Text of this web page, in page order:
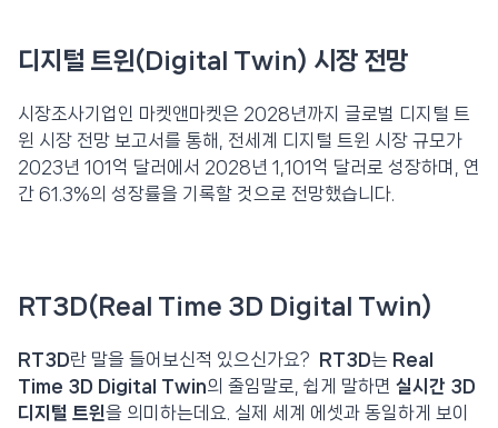
디지털 트윈(Digital Twin) 시장 전망
시장조사기업인 마켓앤마켓은 2028년까지 글로벌 디지털 트
윈 시장 전망 보고서를 통해, 전세계 디지털 트윈 시장 규모가
2023년 101억 달러에서 2028년 1,101억 달러로 성장하며, 연
간 61.3%의 성장률을 기록할 것으로 전망했습니다.
RT3D(Real Time 3D Digital Twin)
RT3D란 말을 들어보신적 있으신가요? RT3D는 Real
Time 3D Digital Twin의 줄임말로, 쉽게 말하면 실시간 3D
디지털 트윈을 의미하는데요. 실제 세계 에셋과 동일하게 보이